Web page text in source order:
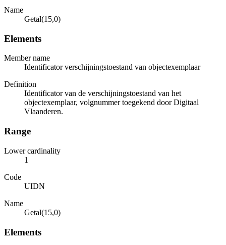
Name
Getal(15,0)
Elements
Member name
Identificator verschijningstoestand van objectexemplaar
Definition
Identificator van de verschijningstoestand van het
objectexemplaar, volgnummer toegekend door Digitaal
Vlaanderen.
Range
Lower cardinality
1
Code
UIDN
Name
Getal(15,0)
Elements